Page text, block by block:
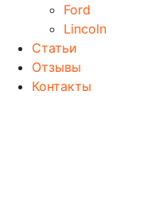
Ford
Lincoln
Статьи
Отзывы
Контакты